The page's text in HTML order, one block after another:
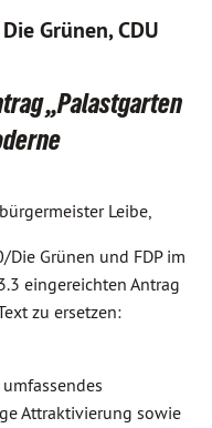
Grünen, CDU
„Palastgarten
Leibe,
Grünen und FDP im
eingereichten Antrag
zu ersetzen:
Attraktivierung sowie